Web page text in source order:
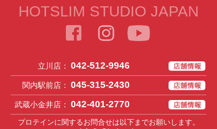
HOTSLIM STUDIO JAPAN
立川店： 042-512-9946
関内駅前店： 045-315-2430
武蔵小金井店： 042-401-2770
プロテインに関するお問合せは以下までお願いします。